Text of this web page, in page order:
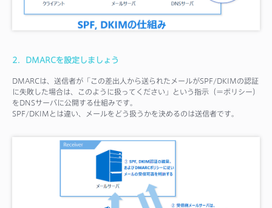
2．DMARCを設定しましょう
DMARCは、送信者が「この差出人から送られたメールがSPF/DKIMの認証
に失敗した場合は、このように扱ってください」という指示（＝ポリシー）
をDNSサーバに公開する仕組みです。
SPF/DKIMとは違い、メールをどう扱うかを決めるのは送信者です。